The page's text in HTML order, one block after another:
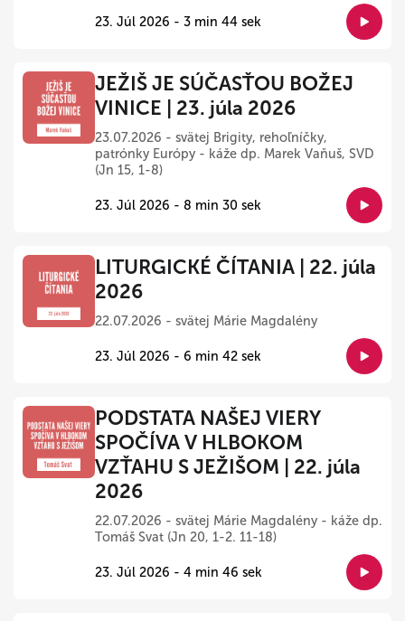
23. Júl 2026 - 3 min 44 sek
JEŽIŠ JE SÚČASŤOU BOŽEJ
VINICE | 23. júla 2026
23.07.2026 - svätej Brigity, rehoľníčky,
patrónky Európy - káže dp. Marek Vaňuš, SVD
(Jn 15, 1-8)
23. Júl 2026 - 8 min 30 sek
LITURGICKÉ ČÍTANIA | 22. júla
2026
22.07.2026 - svätej Márie Magdalény
23. Júl 2026 - 6 min 42 sek
PODSTATA NAŠEJ VIERY
SPOČÍVA V HLBOKOM
VZŤAHU S JEŽIŠOM | 22. júla
2026
22.07.2026 - svätej Márie Magdalény - káže dp.
Tomáš Svat (Jn 20, 1-2. 11-18)
23. Júl 2026 - 4 min 46 sek